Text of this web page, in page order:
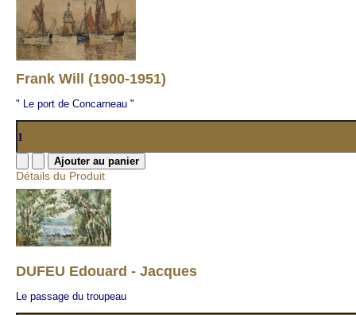
Frank Will (1900-1951)
" Le port de Concarneau "
Détails du Produit
DUFEU Edouard - Jacques
Le passage du troupeau